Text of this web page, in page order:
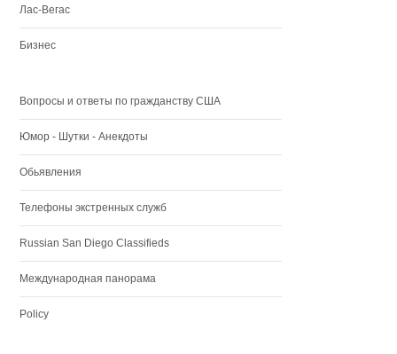
Лас-Вегас
Бизнес
Вопросы и ответы по гражданству США
Юмор - Шутки - Анекдоты
Обьявления
Телефоны экстренных служб
Russian San Diego Classifieds
Международная панорама
Policy